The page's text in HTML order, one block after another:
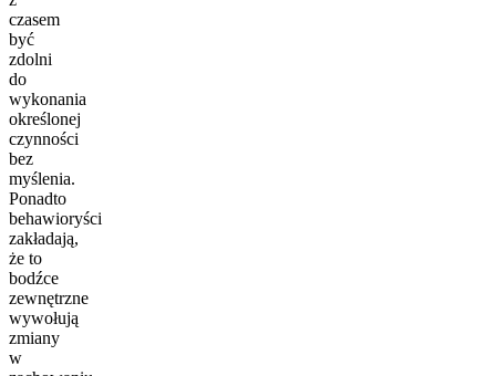
czasem
być
zdolni
do
wykonania
określonej
czynności
bez
myślenia.
Ponadto
behawioryści
zakładają,
że to
bodźce
zewnętrzne
wywołują
zmiany
w